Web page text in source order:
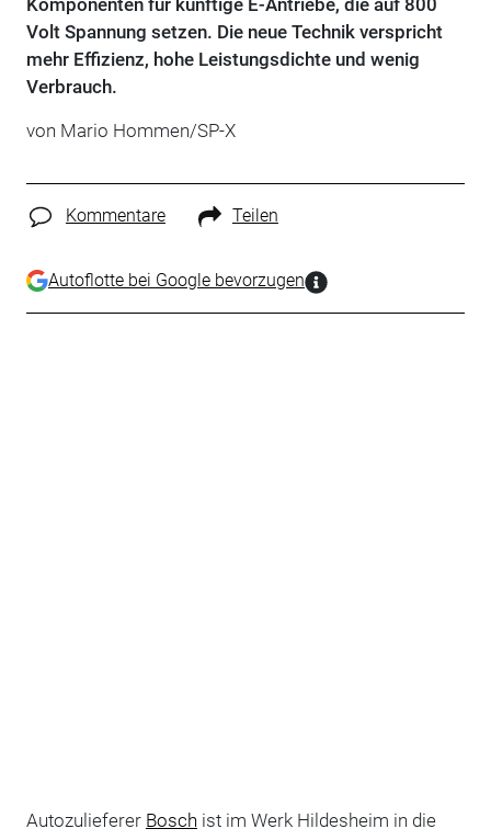
Komponenten für künftige E-Antriebe, die auf 800
Volt Spannung setzen. Die neue Technik verspricht
mehr Effizienz, hohe Leistungsdichte und wenig
Verbrauch.
von Mario Hommen/SP-X
Kommentare Teilen
Autoflotte bei Google bevorzugen
Autozulieferer Bosch ist im Werk Hildesheim in die